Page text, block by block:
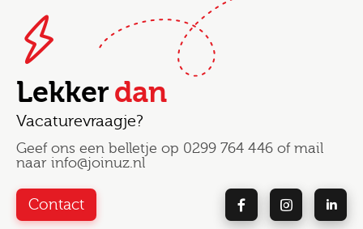
Lekkerdan
Vacaturevraagje?
Geef ons een belletje op 0299 764 446 of mail
naar info@joinuz.nl
Contact